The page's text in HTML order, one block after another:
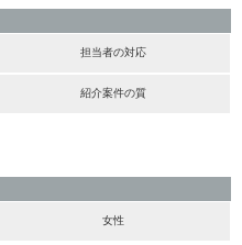
担当者の対応
紹介案件の質
女性